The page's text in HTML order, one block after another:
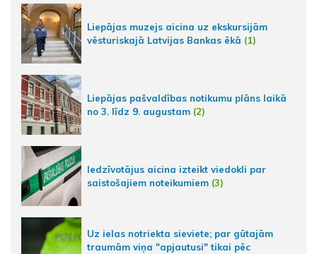
Liepājas muzejs aicina uz ekskursijām
vēsturiskajā Latvijas Bankas ēkā (1)
Liepājas pašvaldības notikumu plāns laikā
no 3. līdz 9. augustam (2)
Iedzīvotājus aicina izteikt viedokli par
saistošajiem noteikumiem (3)
Uz ielas notriekta sieviete; par gūtajām
traumām viņa "apjautusi" tikai pēc